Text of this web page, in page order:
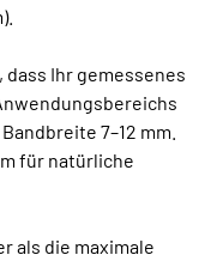
dass Ihr gemessenes
7–12 mm.
für natürliche
als die maximale